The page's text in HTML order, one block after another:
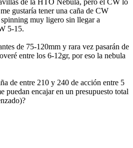
de la HTO Nebula, pero el CW lo
gustaría tener una caña de CW
muy ligero sin llegar a
5-15.
de 75-120mm y rara vez pasarán de
entre los 6-12gr, por eso la nebula
de entre 210 y 240 de acción entre 5
puedan encajar en un presupuesto total